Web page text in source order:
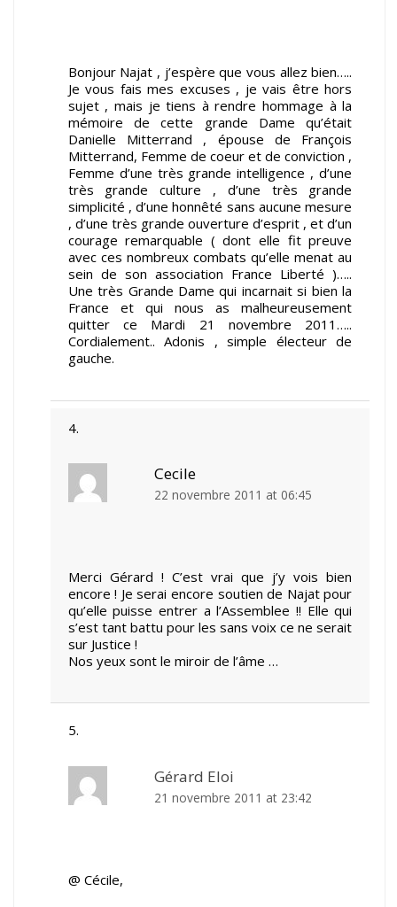
Bonjour Najat , j’espère que vous allez bien…..
Je vous fais mes excuses , je vais être hors
sujet , mais je tiens à rendre hommage à la
mémoire de cette grande Dame qu’était
Danielle Mitterrand , épouse de François
Mitterrand, Femme de coeur et de conviction ,
Femme d’une très grande intelligence , d’une
très grande culture , d’une très grande
simplicité , d’une honnêté sans aucune mesure
, d’une très grande ouverture d’esprit , et d’un
courage remarquable ( dont elle fit preuve
avec ces nombreux combats qu’elle menat au
sein de son association France Liberté )…..
Une très Grande Dame qui incarnait si bien la
France et qui nous as malheureusement
quitter ce Mardi 21 novembre 2011…..
Cordialement.. Adonis , simple électeur de
gauche.
Cecile
22 novembre 2011 at 06:45
Merci Gérard ! C’est vrai que j’y vois bien
encore ! Je serai encore soutien de Najat pour
qu’elle puisse entrer a l’Assemblee !! Elle qui
s’est tant battu pour les sans voix ce ne serait
sur Justice !
Nos yeux sont le miroir de l’âme …
Gérard Eloi
21 novembre 2011 at 23:42
@ Cécile,